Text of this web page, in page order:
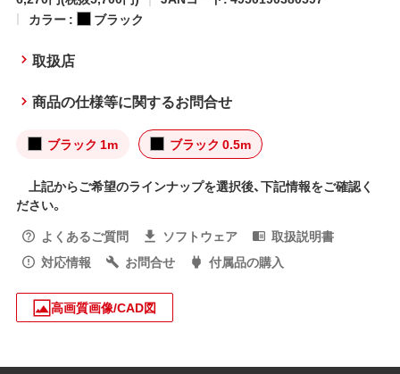
カラー :
ブラック
取扱店
商品の仕様等に関するお問合せ
ブラック 1m ブラック 0.5m
上記からご希望のラインナップを選択後、下記情報をご確認く
ださい。
よくあるご質問
ソフトウェア
取扱説明書
対応情報
お問合せ 付属品の購入
高画質画像/CAD図